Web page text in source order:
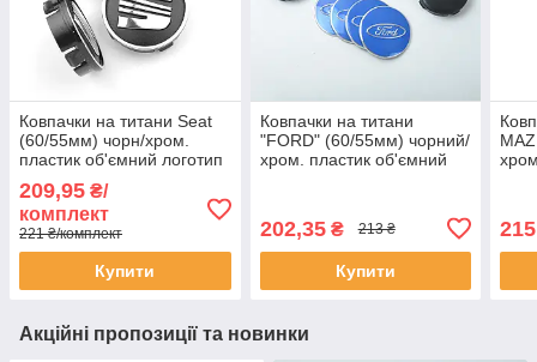
Ковпачки на титани Seat
(60/55мм) чорн/хром.
пластик об'ємний логотип
209,95 ₴/
комплект
221 ₴/комплект
Купити
Ковпачки на титани
"FORD" (60/55мм) чорний/
хром. пластик об'ємний
202,35₴ 213 ₴
Купити
Акційні пропозиції та новинки